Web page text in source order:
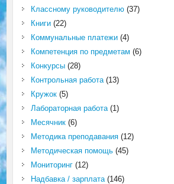
Классному руководителю(37)
Книги(22)
Коммунальные платежи(4)
Компетенция по предметам (6)
Конкурсы(28)
Контрольная работа(13)
Кружок(5)
Лабораторная работа(1)
Месячник(6)
Методика преподавания(12)
Методическая помощь(45)
Мониторинг(12)
Надбавка / зарплата(146)